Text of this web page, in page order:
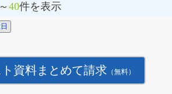
～ 40件を表示
資料まとめて請求 （無料）